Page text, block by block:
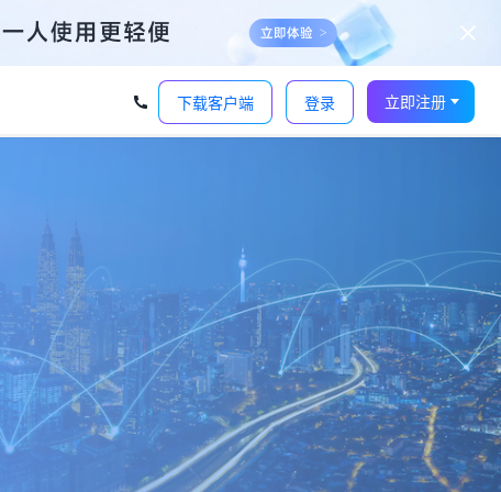
下载客户端 登录 立即注册